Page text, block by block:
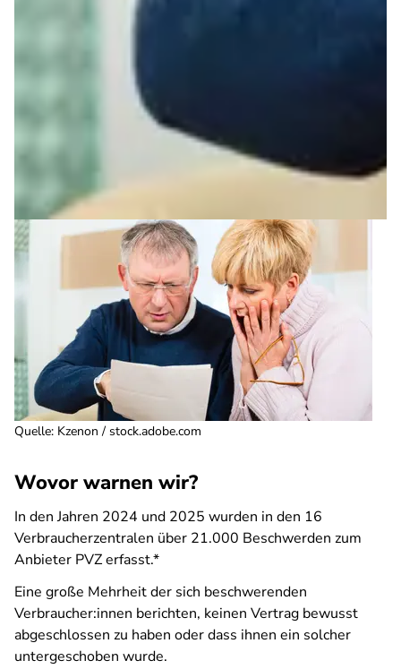
Quelle: Kzenon / stock.adobe.com
Wovor warnen wir?
In den Jahren 2024 und 2025 wurden in den 16
Verbraucherzentralen über 21.000 Beschwerden zum
Anbieter PVZ erfasst.*
Eine große Mehrheit der sich beschwerenden
Verbraucher:innen berichten, keinen Vertrag bewusst
abgeschlossen zu haben oder dass ihnen ein solcher
untergeschoben wurde.